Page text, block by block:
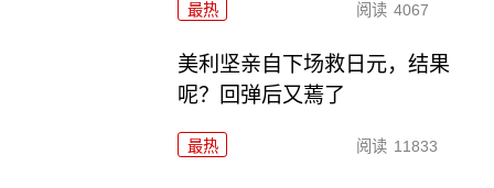
最热 阅读 4067
美利坚亲自下场救日元，结果
呢？回弹后又蔫了
最热 阅读 11833